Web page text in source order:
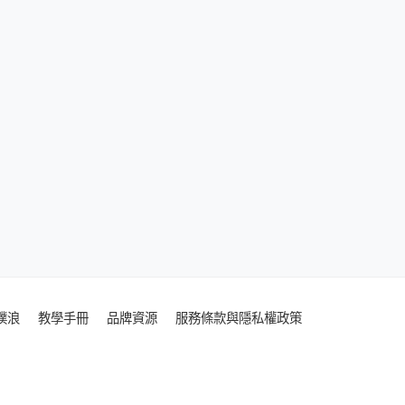
浪 教學手冊 品牌資源 服務條款與隱私權政策